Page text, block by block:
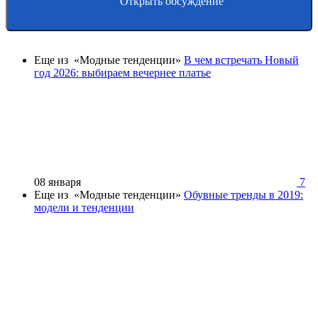
Еще из «Модные тенденции» В чем встречать Новый
год 2026: выбираем вечернее платье
08 января
7
Еще из «Модные тенденции» Обувные тренды в 2019:
модели и тенденции